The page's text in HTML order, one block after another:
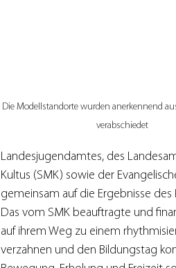
Die Modellstandorte wurden anerkennend
verabschiedet
Landesjugendamtes, des
Kultus (SMK) sowie der
gemeinsam auf die Ergebnisse des
Das vom SMK beauftragte und
auf ihrem Weg zu einem
verzahnen und den Bildungstag